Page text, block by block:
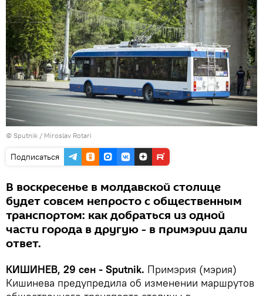
© Sputnik / Miroslav Rotari
Подписаться
В воскресенье в молдавской столице
будет совсем непросто с общественным
транспортом: как добраться из одной
части города в другую - в примэрии дали
ответ.
КИШИНЕВ, 29 сен - Sputnik. Примэрия (мэрия)
Кишинева предупредила об изменении маршрутов